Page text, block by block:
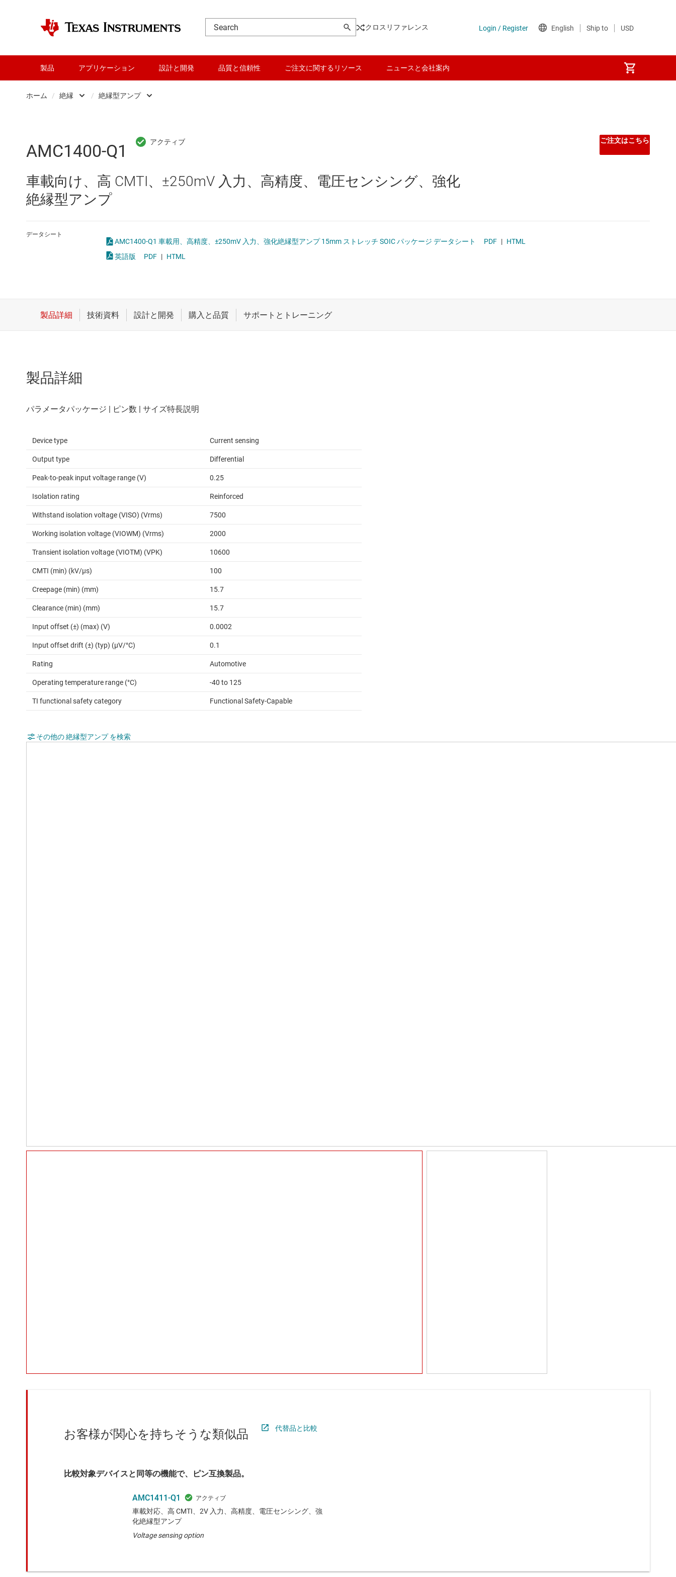
クロスリファレンス
製品 アプリケーション 設計と開発 品質と信頼性 ご注文に関するリソース ニュースと会社案内
ホーム / 絶縁
RF とマイクロ波
インターフェイス
スイッチ/マルチプレクサ
マイコン (MCU) / プロセッサ
/ 絶縁型アンプ
シグナル アイソレータ向けの電源
フォトカプラ エミュレータ
AMC1400-Q1
車載向け、高 CMTI、±250mV 入力、高精度、電圧センシング、強化
絶縁型アンプ
ご注文はこちら
データシート
AMC1400-Q1 車載用、高精度、±250mV 入力、強化絶縁型アンプ 15mm ストレッチ SOIC パッケージ データシート PDF | HTML
英語版
PDF | HTML
製品詳細
Device type Current sensing
Output type Differential
Peak-to-peak input voltage range (V) 0.25
Isolation rating Reinforced
Withstand isolation voltage (VISO) (Vrms) 7500
Working isolation voltage (VIOWM) (Vrms) 2000
Transient isolation voltage (VIOTM) (VPK) 10600
CMTI (min) (kV/µs) 100
Creepage (min) (mm) 15.7
Clearance (min) (mm) 15.7
Input offset (±) (max) (V) 0.0002
Input offset drift (±) (typ) (µV/°C) 0.1
Rating Automotive
Operating temperature range (°C) -40 to 125
TI functional safety category Functional Safety-Capable
その他の 絶縁型アンプ を検索
お客様が関心を持ちそうな類似品 代替品と比較
比較対象デバイスと同等の機能で、ピン互換製品。
AMC1411-Q1
車載対応、高 CMTI、2V 入力、高精度、電圧センシング、強
化絶縁型アンプ
Voltage sensing option